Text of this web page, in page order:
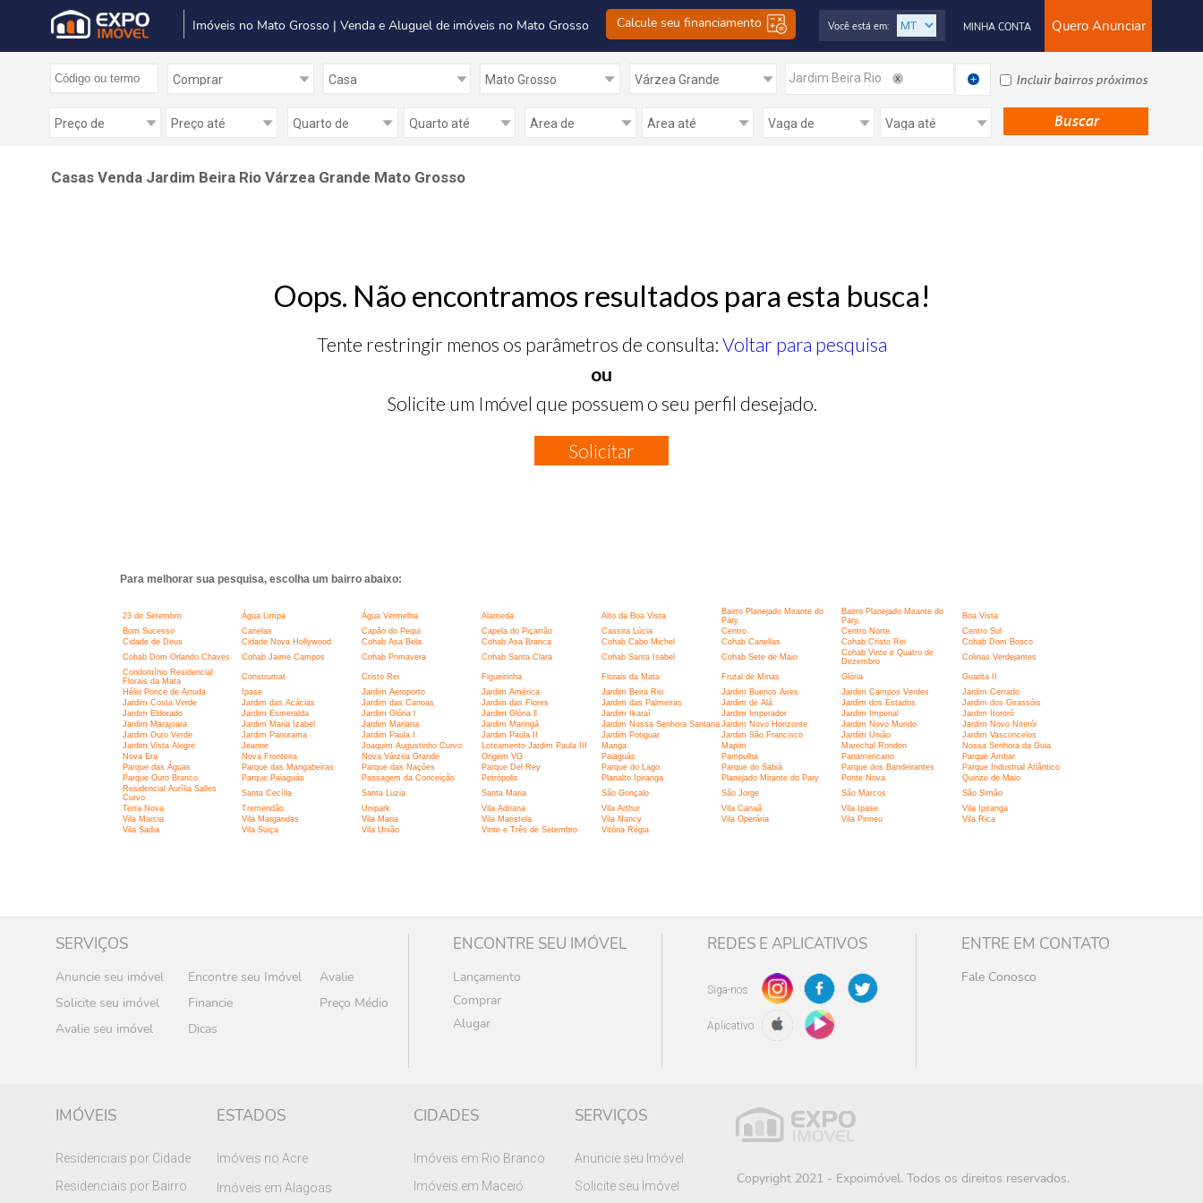
Imóveis no Mato Grosso | Venda e Aluguel de imóveis no Mato Grosso Calcule seu financiamento Quero Anunciar
MINHA CONTA
Você está em:
Jardim Beira Rio Incluir bairros próximos
Casas Venda Jardim Beira Rio Várzea Grande Mato Grosso
Oops. Não encontramos resultados para esta busca!
Tente restringir menos os parâmetros de consulta: Voltar para pesquisa
ou
Solicite um Imóvel que possuem o seu perfil desejado.
Solicitar
Para melhorar sua pesquisa, escolha um bairro abaixo:
23 de Setembro Água Limpa Água Vermelha Alameda Alto da Boa Vista
Bairro Planejado Mirante do
Pary
Bairro Planejado Mirante do
Pary,
Boa Vista
Bom Sucesso
Canelas Capão do Pequi Capela do Piçarrão Cassira Lúcia Centro Centro Norte
Centro Sul
Cidade de Deus
Cidade Nova Hollywood Cohab Asa Bela Cohab Asa Branca Cohab Cabo Michel Cohab Canellas Cohab Cristo Rei
Cohab Dom Bosco
Cohab Dom Orlando Chaves
Cohab Jaime Campos Cohab Primavera Cohab Santa Clara Cohab Santa Isabel Cohab Sete de Maio
Cohab Vinte e Quatro de
Dezembro
Colinas Verdejantes
Condomínio Residencial
Florais da Mata
Construmat Cristo Rei Figueirinha Florais da Mata Frutal de Minas Glória
Guarita II
Hélio Ponce de Arruda
Ipase Jardim Aeroporto Jardim América Jardim Beira Rio Jardim Buenos Aires Jardim Campos Verdes
Jardim Cerrado
Jardim Costa Verde
Jardim das Acácias Jardim das Canoas Jardim das Flores Jardim das Palmeiras Jardim de Alá Jardim dos Estados
Jardim dos Girassóis
Jardim Eldorado
Jardim Esmeralda Jardim Glória l Jardim Glória ll Jardim Ikaraí Jardim Imperador Jardim Imperial
Jardim Itororó
Jardim Marajoara
Jardim Maria Izabel Jardim Mariana Jardim Maringá Jardim Nossa Senhora Santana Jardim Novo Horizonte Jardim Novo Mundo
Jardim Novo Niterói
Jardim Ouro Verde
Jardim Panorama Jardim Paula I Jardim Paula II Jardim Potiguar Jardim São Francisco Jardim União
Jardim Vasconcelos
Jardim Vista Alegre
Jeanne Joaquim Augustinho Curvo Loteamento Jardim Paula III Manga Mapim Marechal Rondon
Nossa Senhora da Guia
Nova Era
Nova Fronteira Nova Várzea Grande Origem VG Paiaguás Pampulha Panamericano
Parque Ambar
Parque das Águas
Parque das Mangabeiras Parque das Nações Parque Del Rey Parque do Lago Parque do Sabiá Parque dos Bandeirantes
Parque Industrial Atlântico
Parque Ouro Branco
Parque Paiaguás Passagem da Conceição Petrópolis Planalto Ipiranga Planejado Mirante do Pary Ponte Nova
Quinze de Maio
Residencial Aurília Salles
Curvo
Santa Cecília Santa Luzia Santa Maria São Gonçalo São Jorge São Marcos
São Simão
Terra Nova
Tremendão Unipark Vila Adriana Vila Arthur Vila Canaã Vila Ipase
Vila Ipiranga
Vila Marcia
Vila Margaridas Vila Maria Vila Maristela Vila Nancy Vila Operária Vila Pirineu
Vila Rica
Vila Sadia
Vila Suiça Vila União Vinte e Três de Setembro Vitória Régia
SERVIÇOS
Anuncie seu imóvel Encontre seu Imóvel
Avalie
Solicite seu imóvel
Financie
Preço Médio
Avalie seu imóvel
Dicas
ENCONTRE SEU IMÓVEL
Lançamento
Comprar
Alugar
REDES E APLICATIVOS
Siga-nos
Aplicativo
ENTRE EM CONTATO
Fale Conosco
IMÓVEIS
Residenciais por Cidade
Residenciais por Bairro
ESTADOS
Imóveis no Acre
Imóveis em Alagoas
CIDADES
Imóveis em Rio Branco
Imóveis em Maceió
SERVIÇOS
Anuncie seu Imóvel
Solicite seu Imóvel
Copyright 2021 - Expoimóvel. Todos os direitos reservados.